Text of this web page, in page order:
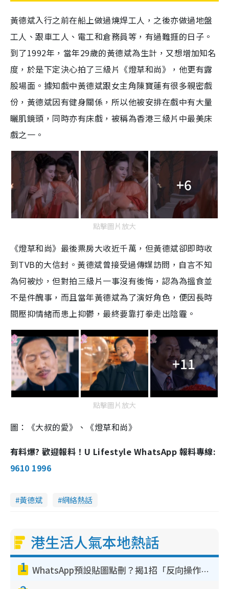
黃德斌入行之前在船上做過燒焊工人，之後亦做過地盤
工人、跟車工人、電工和倉務員等，有過難捱的日子。
到了1992年，當年29歲的黃德斌為生計，又想增加知名
度，於是下定決心拍了三級片《燈草和尚》，他更有露
股場面。據知戲中黃德斌跟女主角陳寶蓮有很多親密戲
份，黃德斌因有健身關係，所以他被安排在戲中有大量
曬肌鏡頭，同時亦有床戲，被稱為香港三級片中最美床
戲之一。
+6
點擊圖片放大
《燈草和尚》最後票房大收近千萬，但黃德斌卻即時收
到TVB的大信封。黃德斌曾接受過傳媒訪問，自言不知
為何被炒，但對拍三級片一事沒有後悔，認為為搵食並
不是件醜事，而且當年黃德斌為了演好角色，便因長時
間壓抑情緒而患上抑鬱，最終要靠打拳走出陰霾。
+11
點擊圖片放大
圖：《大叔的愛》、《燈草和尚》
有料爆? 歡迎報料！U Lifestyle WhatsApp 報料專線:
9610 1996
黃德斌 網絡熱話
港生活人氣本地熱話
1 WhatsApp預設貼圖點刪？揭1招「反向操作」還原簡潔介面 附3步實測教學